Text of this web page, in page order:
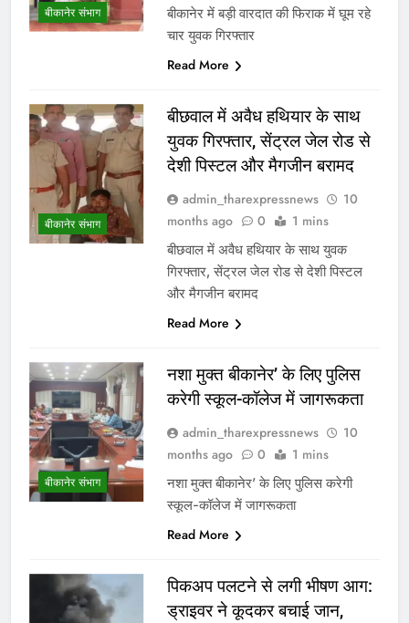
बीकानेर संभाग
बीकानेर में बड़ी वारदात की फिराक में घूम रहे
चार युवक गिरफ्तार
Read More
बीकानेर संभाग
बीछवाल में अवैध हथियार के साथ
युवक गिरफ्तार, सेंट्रल जेल रोड से
देशी पिस्टल और मैगजीन बरामद
admin_tharexpressnews
10
months ago
0 1 mins
बीछवाल में अवैध हथियार के साथ युवक
गिरफ्तार, सेंट्रल जेल रोड से देशी पिस्टल
और मैगजीन बरामद
Read More
बीकानेर संभाग
नशा मुक्त बीकानेर’ के लिए पुलिस
करेगी स्कूल-कॉलेज में जागरूकता
admin_tharexpressnews
10
months ago
0 1 mins
नशा मुक्त बीकानेर’ के लिए पुलिस करेगी
स्कूल-कॉलेज में जागरूकता
Read More
पिकअप पलटने से लगी भीषण आग:
ड्राइवर ने कूदकर बचाई जान,